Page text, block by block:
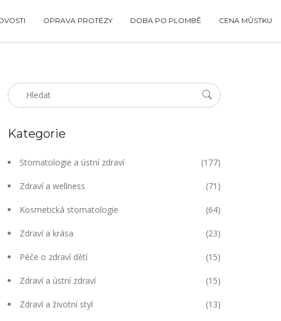
OPRAVA PROTÉZY DOBA PO PLOMBĚ CENA MŮSTKU
Kategorie
Stomatologie a ústní zdraví (177)
Zdraví a wellness (71)
Kosmetická stomatologie (64)
Zdraví a krása (23)
Péče o zdraví dětí (15)
Zdraví a ústní zdraví (15)
Zdraví a životní styl (13)